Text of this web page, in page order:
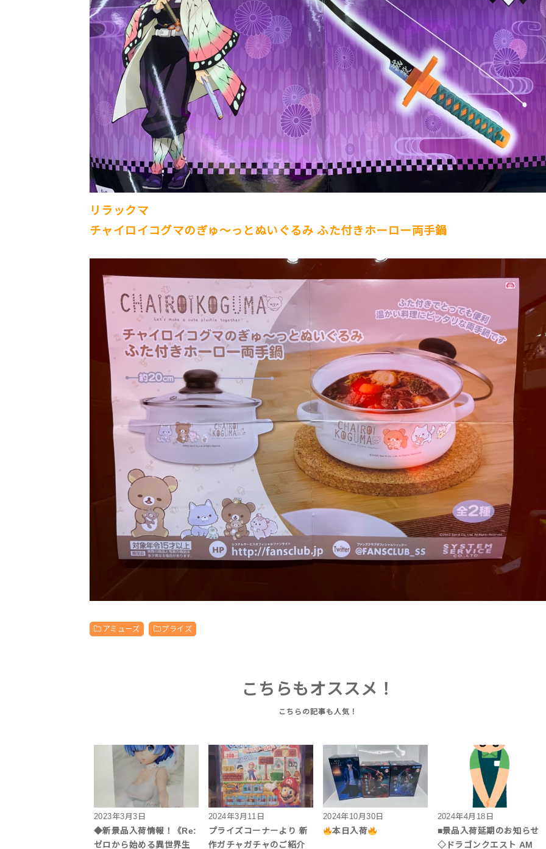
リラックマ
チャイロイコグマのぎゅ～っとぬいぐるみ ふた付きホーロー両手鍋
アミューズ プライズ
こちらもオススメ！
2023年3月3日
◆新景品入荷情報！《Re:
ゼロから始める異世界生
2024年3月11日
プライズコーナーより 新
作ガチャガチャのご紹介
2024年10月30日
本日入荷
2024年4月18日
■景品入荷延期のお知らせ
◇ドラゴンクエスト AM